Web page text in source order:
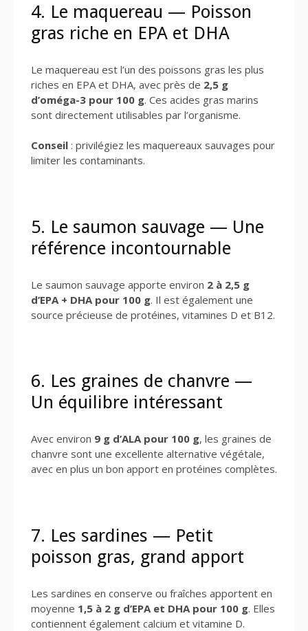
4. Le maquereau — Poisson
gras riche en EPA et DHA
Le maquereau est l’un des poissons gras les plus
riches en EPA et DHA, avec près de 2,5 g
d’oméga-3 pour 100 g. Ces acides gras marins
sont directement utilisables par l’organisme.
Conseil : privilégiez les maquereaux sauvages pour
limiter les contaminants.
5. Le saumon sauvage — Une
référence incontournable
Le saumon sauvage apporte environ 2 à 2,5 g
d’EPA + DHA pour 100 g. Il est également une
source précieuse de protéines, vitamines D et B12.
6. Les graines de chanvre —
Un équilibre intéressant
Avec environ 9 g d’ALA pour 100 g, les graines de
chanvre sont une excellente alternative végétale,
avec en plus un bon apport en protéines complètes.
7. Les sardines — Petit
poisson gras, grand apport
Les sardines en conserve ou fraîches apportent en
moyenne 1,5 à 2 g d’EPA et DHA pour 100 g. Elles
contiennent également calcium et vitamine D.